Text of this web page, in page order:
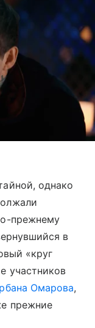
однако
прежнему
в
«круг
участников
Омарова,
прежние